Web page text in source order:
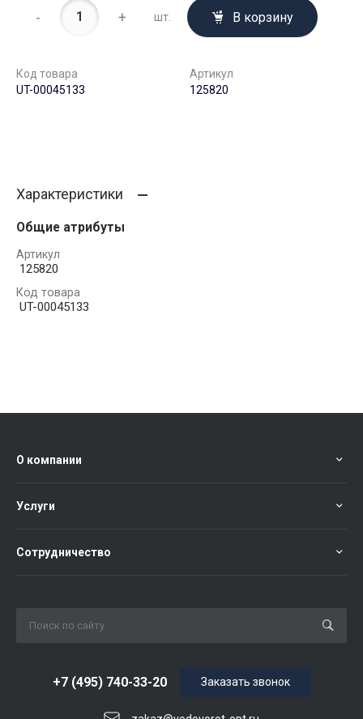
- + шт. В корзину
Код товара
UT-00045133
Артикул
125820
Характеристики
Общие атрибуты
Артикул
125820
Код товара
UT-00045133
О компании
Услуги
Сотрудничество
+7 (495) 740-33-20 Заказать звонок